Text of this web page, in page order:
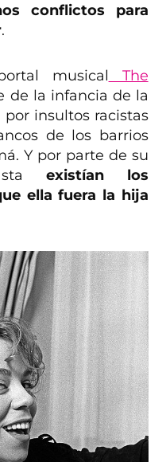
conflictos para
.
musical The
de la infancia de la
insultos racistas
de los barrios
Y por parte de su
existían los
ella fuera la hija